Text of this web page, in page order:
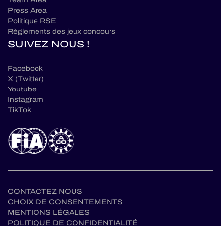
Press Area
Politique RSE
Règlements des jeux concours
SUIVEZ NOUS !
Facebook
X (Twitter)
Youtube
Instagram
TikTok
CONTACTEZ NOUS
CHOIX DE CONSENTEMENTS
MENTIONS LÉGALES
POLITIQUE DE CONFIDENTIALITÉ